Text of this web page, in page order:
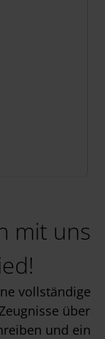
mit uns
vollständige
über
und ein